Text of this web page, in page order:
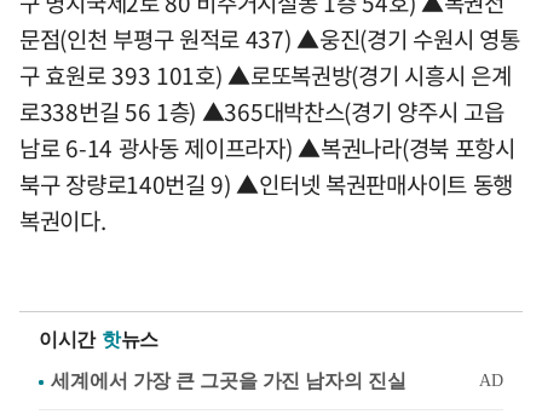
문점(인천 부평구 원적로 437) ▲웅진(경기 수원시 영통
구 효원로 393 101호) ▲로또복권방(경기 시흥시 은계
로338번길 56 1층) ▲365대박찬스(경기 양주시 고읍
남로 6-14 광사동 제이프라자) ▲복권나라(경북 포항시
북구 장량로140번길 9) ▲인터넷 복권판매사이트 동행
복권이다.
이시간 핫뉴스